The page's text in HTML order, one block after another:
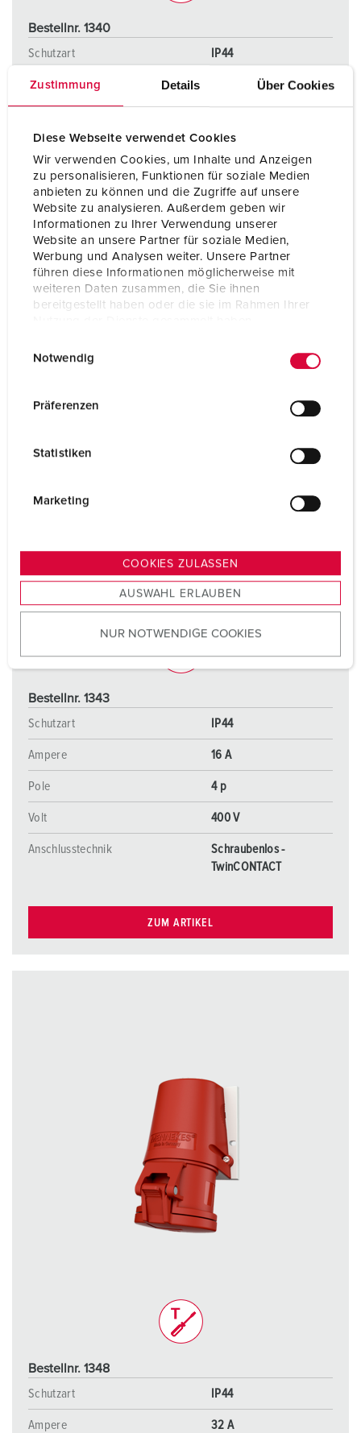
Zustimmung Details Über Cookies
Diese Webseite verwendet Cookies
Wir verwenden Cookies, um Inhalte und Anzeigen
zu personalisieren, Funktionen für soziale Medien
anbieten zu können und die Zugriffe auf unsere
Website zu analysieren. Außerdem geben wir
Informationen zu Ihrer Verwendung unserer
Website an unsere Partner für soziale Medien,
Werbung und Analysen weiter. Unsere Partner
führen diese Informationen möglicherweise mit
weiteren Daten zusammen, die Sie ihnen
bereitgestellt haben oder die sie im Rahmen Ihrer
s
u
w
Notwendig
Präferenzen
Statistiken
Marketing
COOKIES ZULASSEN
AUSWAHL ERLAUBEN
NUR NOTWENDIGE COOKIES
Bestellnr. 1340
Schutzart
IP44
Ampere
Anschlusstechnik
Schraubenlos -
TwinCONTACT
ZUM ARTIKEL
Bestellnr. 1343
Schutzart
IP44
Ampere 16 A
Pole 4 p
Volt 400 V
Anschlusstechnik
Schraubenlos -
TwinCONTACT
ZUM ARTIKEL
Bestellnr. 1348
Schutzart
IP44
Ampere 32 A